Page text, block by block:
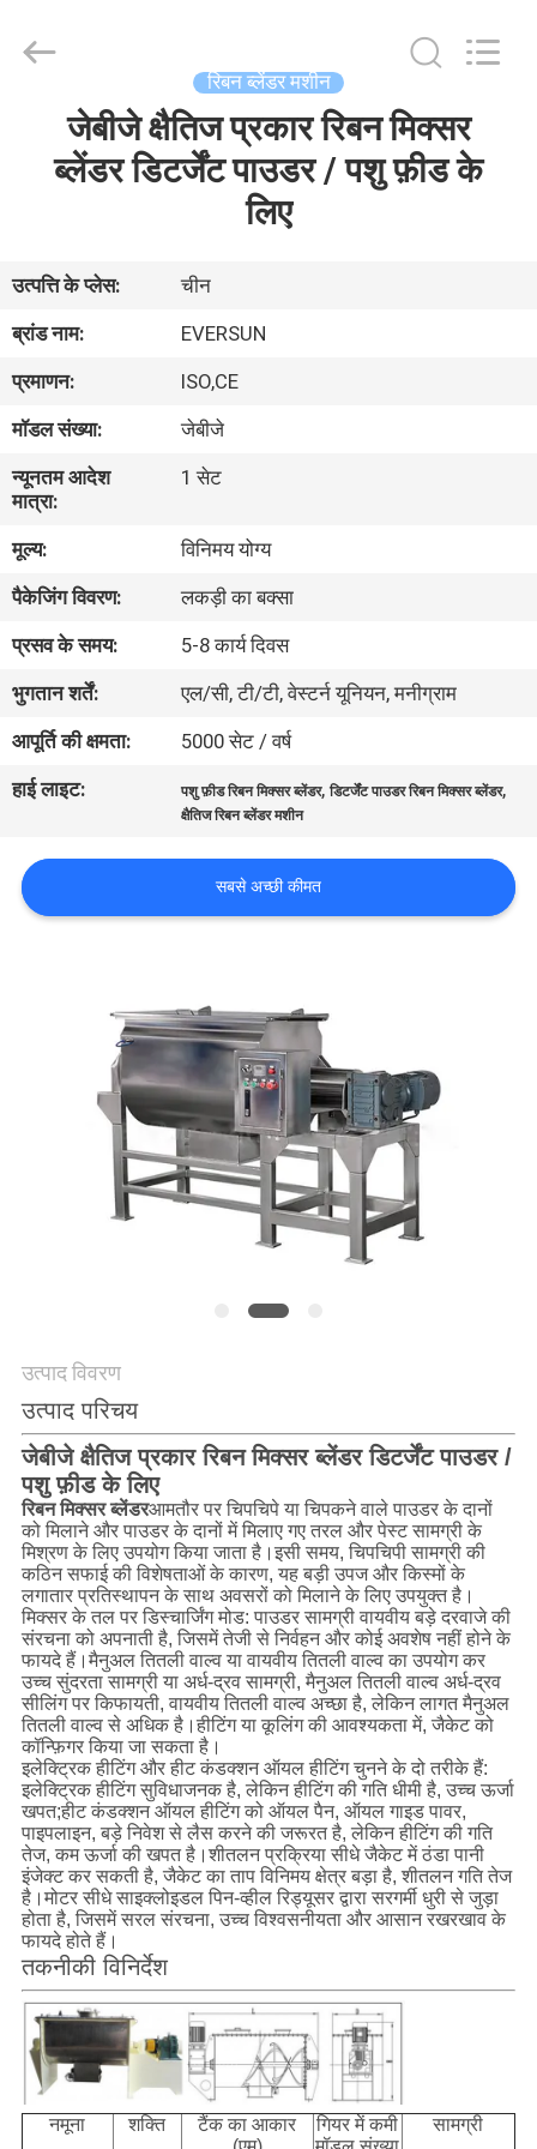
वीआर
दिखाएँ
हमारे
बारे
में
कारखाना
भ्रमण
गुणवत्ता
नियंत्रण
संपर्क
एक
रिबन ब्लेंडर मशीन
जेबीजे क्षैतिज प्रकार रिबन मिक्सर
ब्लेंडर डिटर्जेंट पाउडर / पशु फ़ीड के
लिए
उत्पत्ति के प्लेस:
चीन
ब्रांड नाम:
EVERSUN
प्रमाणन:
ISO,CE
मॉडल संख्या:
जेबीजे
न्यूनतम आदेश
मात्रा:
1 सेट
मूल्य:
विनिमय योग्य
पैकेजिंग विवरण:
लकड़ी का बक्सा
प्रसव के समय:
5-8 कार्य दिवस
भुगतान शर्तें:
एल/सी, टी/टी, वेस्टर्न यूनियन, मनीग्राम
आपूर्ति की क्षमता:
5000 सेट / वर्ष
हाई लाइट:
पशु फ़ीड रिबन मिक्सर ब्लेंडर,डिटर्जेंट पाउडर रिबन मिक्सर ब्लेंडर,
क्षैतिज रिबन ब्लेंडर मशीन
सबसे अच्छी कीमत
उत्पाद विवरण
उत्पाद परिचय
जेबीजे क्षैतिज प्रकार रिबन मिक्सर ब्लेंडर डिटर्जेंट पाउडर /
पशु फ़ीड के लिए
रिबन मिक्सर ब्लेंडरआमतौर पर चिपचिपे या चिपकने वाले पाउडर के दानों
को मिलाने और पाउडर के दानों में मिलाए गए तरल और पेस्ट सामग्री के
मिश्रण के लिए उपयोग किया जाता है।इसी समय, चिपचिपी सामग्री की
कठिन सफाई की विशेषताओं के कारण, यह बड़ी उपज और किस्मों के
लगातार प्रतिस्थापन के साथ अवसरों को मिलाने के लिए उपयुक्त है।
मिक्सर के तल पर डिस्चार्जिंग मोड: पाउडर सामग्री वायवीय बड़े दरवाजे की
संरचना को अपनाती है, जिसमें तेजी से निर्वहन और कोई अवशेष नहीं होने के
फायदे हैं।मैनुअल तितली वाल्व या वायवीय तितली वाल्व का उपयोग कर
उच्च सुंदरता सामग्री या अर्ध-द्रव सामग्री, मैनुअल तितली वाल्व अर्ध-द्रव
सीलिंग पर किफायती, वायवीय तितली वाल्व अच्छा है, लेकिन लागत मैनुअल
तितली वाल्व से अधिक है।हीटिंग या कूलिंग की आवश्यकता में, जैकेट को
कॉन्फ़िगर किया जा सकता है।
इलेक्ट्रिक हीटिंग और हीट कंडक्शन ऑयल हीटिंग चुनने के दो तरीके हैं:
इलेक्ट्रिक हीटिंग सुविधाजनक है, लेकिन हीटिंग की गति धीमी है, उच्च ऊर्जा
खपत;हीट कंडक्शन ऑयल हीटिंग को ऑयल पैन, ऑयल गाइड पावर,
पाइपलाइन, बड़े निवेश से लैस करने की जरूरत है, लेकिन हीटिंग की गति
तेज, कम ऊर्जा की खपत है।शीतलन प्रक्रिया सीधे जैकेट में ठंडा पानी
इंजेक्ट कर सकती है, जैकेट का ताप विनिमय क्षेत्र बड़ा है, शीतलन गति तेज
है।मोटर सीधे साइक्लोइडल पिन-व्हील रिड्यूसर द्वारा सरगर्मी धुरी से जुड़ा
होता है, जिसमें सरल संरचना, उच्च विश्वसनीयता और आसान रखरखाव के
फायदे होते हैं।
तकनीकी विनिर्देश
नमूना शक्ति
टैंक का आकार
गियर में कमी
सामग्री